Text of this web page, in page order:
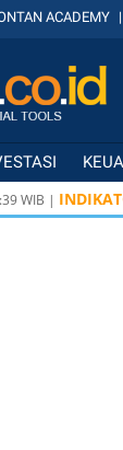
ACADEMY |
:39WIB |